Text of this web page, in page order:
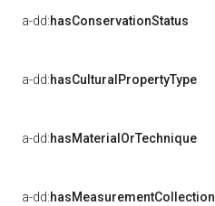
a-dd:hasConservationStatus
a-dd:hasCulturalPropertyType
a-dd:hasMaterialOrTechnique
a-dd:hasMeasurementCollection